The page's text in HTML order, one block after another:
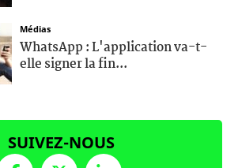
Médias
WhatsApp : L'application va-t-
elle signer la fin...
SUIVEZ-NOUS